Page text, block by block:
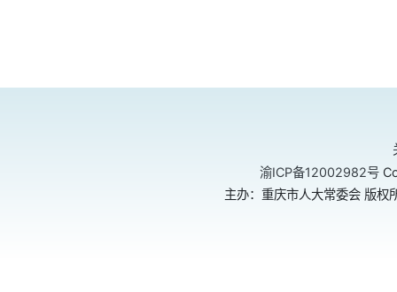
渝ICP备12002982号
主办：重庆市人大常委会 版